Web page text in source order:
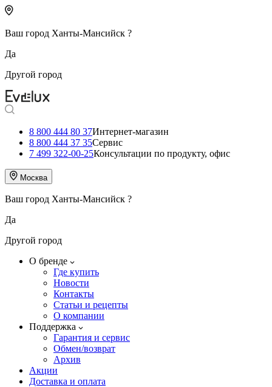
Ваш город Ханты-Мансийск ?
Да
Другой город
8 800 444 80 37Интернет-магазин
8 800 444 37 35Сервис
7 499 322-00-25Консультации по продукту, офис
Москва
Ваш город Ханты-Мансийск ?
Да
Другой город
О бренде
Где купить
Новости
Контакты
Статьи и рецепты
О компании
Поддержка
Гарантия и сервис
Обмен/возврат
Архив
Акции
Доставка и оплата